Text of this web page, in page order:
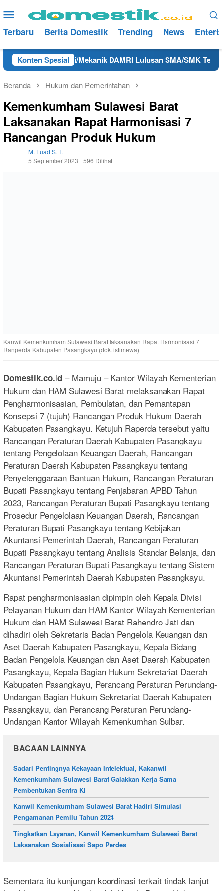
ke
konten
Menu
Mobile
Terbaru Berita Domestik Trending News
Konten Spesial
Hari Ini Teknisi/Mekanik DAMRI Lulusan SMA/SMK Terdekat di
Beranda Hukum dan Pemerintahan
Kemenkumham Sulawesi Barat
Laksanakan Rapat Harmonisasi 7
Rancangan Produk Hukum
M. Fuad S. T.
5 September 2023
596 Dilihat
Kanwil Kemenkumham Sulawesi Barat laksanakan Rapat Harmonisasi 7
Ranperda Kabupaten Pasangkayu (dok. istimewa)
Domestik.co.id – Mamuju – Kantor Wilayah Kementerian
Hukum dan HAM Sulawesi Barat melaksanakan Rapat
Pengharmonisasian, Pembulatan, dan Pemantapan
Konsepsi 7 (tujuh) Rancangan Produk Hukum Daerah
Kabupaten Pasangkayu. Ketujuh Raperda tersebut yaitu
Rancangan Peraturan Daerah Kabupaten Pasangkayu
tentang Pengelolaan Keuangan Daerah, Rancangan
Peraturan Daerah Kabupaten Pasangkayu tentang
Penyelenggaraan Bantuan Hukum, Rancangan Peraturan
Bupati Pasangkayu tentang Penjabaran APBD Tahun
2023, Rancangan Peraturan Bupati Pasangkayu tentang
Prosedur Pengelolaan Keuangan Daerah, Rancangan
Peraturan Bupati Pasangkayu tentang Kebijakan
Akuntansi Pemerintah Daerah, Rancangan Peraturan
Bupati Pasangkayu tentang Analisis Standar Belanja, dan
Rancangan Peraturan Bupati Pasangkayu tentang Sistem
Akuntansi Pemerintah Daerah Kabupaten Pasangkayu.
Rapat pengharmonisasian dipimpin oleh Kepala Divisi
Pelayanan Hukum dan HAM Kantor Wilayah Kementerian
Hukum dan HAM Sulawesi Barat Rahendro Jati dan
dihadiri oleh Sekretaris Badan Pengelola Keuangan dan
Aset Daerah Kabupaten Pasangkayu, Kepala Bidang
Badan Pengelola Keuangan dan Aset Daerah Kabupaten
Pasangkayu, Kepala Bagian Hukum Sekretariat Daerah
Kabupaten Pasangkayu, Perancang Peraturan Perundang-
Undangan Bagian Hukum Sekretariat Daerah Kabupaten
Pasangkayu, dan Perancang Peraturan Perundang-
Undangan Kantor Wilayah Kemenkumhan Sulbar.
BACAAN LAINNYA
Sadari Pentingnya Kekayaan Intelektual, Kakanwil
Kemenkumham Sulawesi Barat Galakkan Kerja Sama
Pembentukan Sentra KI
Kanwil Kemenkumham Sulawesi Barat Hadiri Simulasi
Pengamanan Pemilu Tahun 2024
Tingkatkan Layanan, Kanwil Kemenkumham Sulawesi Barat
Laksanakan Sosialisasi Sapo Perdes
Sementara itu kunjungan koordinasi terkait tindak lanjut